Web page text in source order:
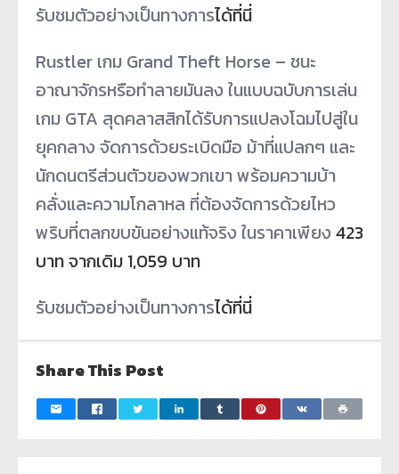
รับชมตัวอย่างเป็นทางการได้ที่นี่
Rustler เกม Grand Theft Horse – ชนะ
อาณาจักรหรือทำลายมันลง ในแบบฉบับการเล่น
เกม GTA สุดคลาสสิกได้รับการแปลงโฉมไปสู่ใน
ยุคกลาง จัดการด้วยระเบิดมือ ม้าที่แปลกๆ และ
นักดนตรีส่วนตัวของพวกเขา พร้อมความบ้า
คลั่งและความโกลาหล ที่ต้องจัดการด้วยไหว
พริบที่ตลกขบขันอย่างแท้จริง ในราคาเพียง 423
บาท จากเดิม 1,059 บาท
รับชมตัวอย่างเป็นทางการได้ที่นี่
Share This Post